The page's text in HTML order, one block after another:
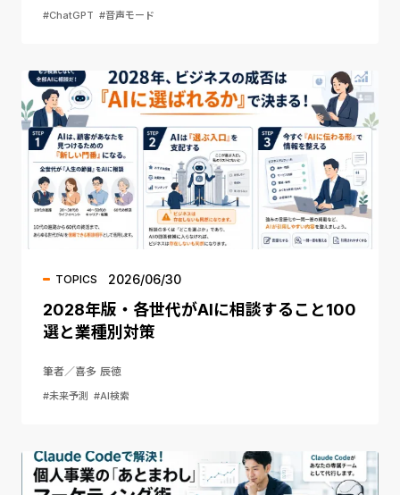
#ChatGPT #音声モード
TOPICS 2026/06/30
2028年版・各世代がAIに相談すること100
選と業種別対策
筆者／喜多 辰徳
#未来予測 #AI検索